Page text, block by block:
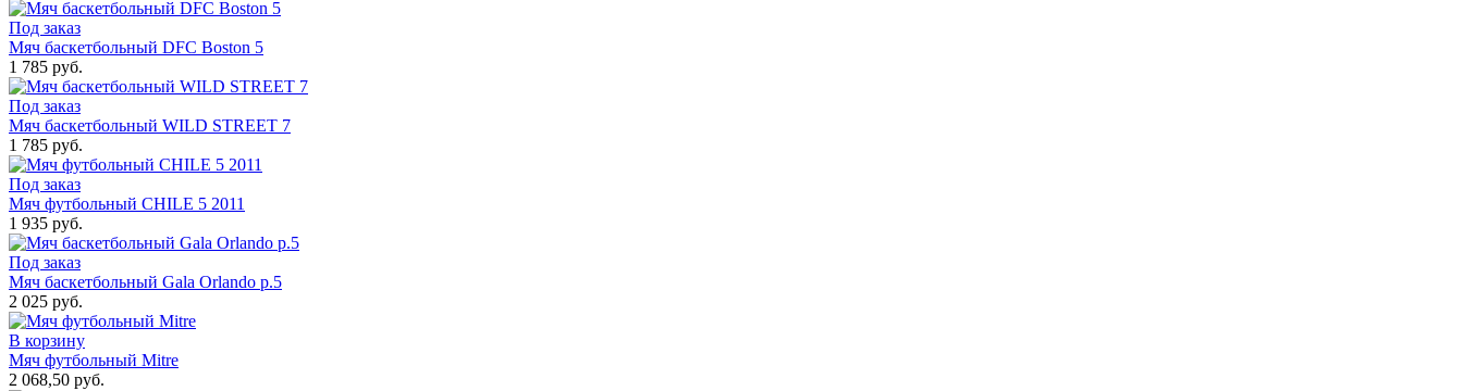
Под заказ
Мяч баскетбольный DFC Boston 5
1 785 руб.
Под заказ
Мяч баскетбольный WILD STREET 7
1 785 руб.
Под заказ
Мяч футбольный CHILE 5 2011
1 935 руб.
Под заказ
Мяч баскетбольный Gala Orlando р.5
2 025 руб.
В корзину
Мяч футбольный Mitre
2 068,50 руб.